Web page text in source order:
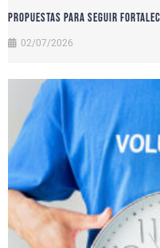
propuestas para seguir
02/07/2026